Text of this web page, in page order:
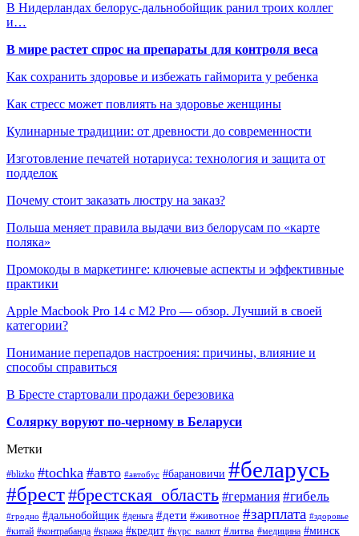
В Нидерландах белорус-дальнобойщик ранил троих коллег
и…
В мире растет спрос на препараты для контроля веса
Как сохранить здоровье и избежать гайморита у ребенка
Как стресс может повлиять на здоровье женщины
Кулинарные традиции: от древности до современности
Изготовление печатей нотариуса: технология и защита от
подделок
Почему стоит заказать люстру на заказ?
Польша меняет правила выдачи виз белорусам по «карте
поляка»
Промокоды в маркетинге: ключевые аспекты и эффективные
практики
Apple Macbook Pro 14 с M2 Pro — обзор. Лучший в своей
категории?
Понимание перепадов настроения: причины, влияние и
способы справиться
В Бресте стартовали продажи березовика
Солярку воруют по-черному в Беларуси
Метки
#blizko #tochka #авто #автобус #барановичи #беларусь
#брест#брестская_область #германия #гибель
#гродно #дальнобойщик #деньга #дети #животное #зарплата #здоровье
#китай #контрабанда #кража #кредит #курс_валют #литва #медицина #минск